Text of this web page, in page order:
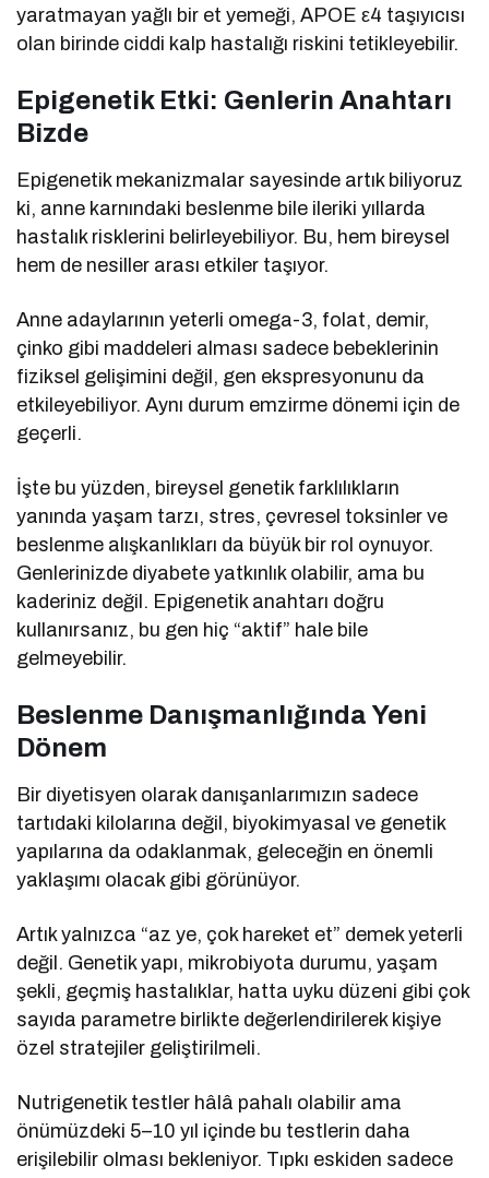
yaratmayan yağlı bir et yemeği, APOE ε4 taşıyıcısı
olan birinde ciddi kalp hastalığı riskini tetikleyebilir.
Epigenetik Etki: Genlerin Anahtarı
Bizde
Epigenetik mekanizmalar sayesinde artık biliyoruz
ki, anne karnındaki beslenme bile ileriki yıllarda
hastalık risklerini belirleyebiliyor. Bu, hem bireysel
hem de nesiller arası etkiler taşıyor.
Anne adaylarının yeterli omega-3, folat, demir,
çinko gibi maddeleri alması sadece bebeklerinin
fiziksel gelişimini değil, gen ekspresyonunu da
etkileyebiliyor. Aynı durum emzirme dönemi için de
geçerli.
İşte bu yüzden, bireysel genetik farklılıkların
yanında yaşam tarzı, stres, çevresel toksinler ve
beslenme alışkanlıkları da büyük bir rol oynuyor.
Genlerinizde diyabete yatkınlık olabilir, ama bu
kaderiniz değil. Epigenetik anahtarı doğru
kullanırsanız, bu gen hiç “aktif” hale bile
gelmeyebilir.
Beslenme Danışmanlığında Yeni
Dönem
Bir diyetisyen olarak danışanlarımızın sadece
tartıdaki kilolarına değil, biyokimyasal ve genetik
yapılarına da odaklanmak, geleceğin en önemli
yaklaşımı olacak gibi görünüyor.
Artık yalnızca “az ye, çok hareket et” demek yeterli
değil. Genetik yapı, mikrobiyota durumu, yaşam
şekli, geçmiş hastalıklar, hatta uyku düzeni gibi çok
sayıda parametre birlikte değerlendirilerek kişiye
özel stratejiler geliştirilmeli.
Nutrigenetik testler hâlâ pahalı olabilir ama
önümüzdeki 5–10 yıl içinde bu testlerin daha
erişilebilir olması bekleniyor. Tıpkı eskiden sadece